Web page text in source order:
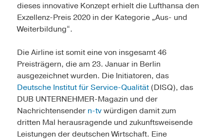
dieses innovative Konzept erhielt die Lufthansa den
Exzellenz-Preis 2020 in der Kategorie „Aus- und
Weiterbildung“.
Die Airline ist somit eine von insgesamt 46
Preisträgern, die am 23. Januar in Berlin
ausgezeichnet wurden. Die Initiatoren, das
Deutsche Institut für Service-Qualität (DISQ), das
DUB UNTERNEHMER-Magazin und der
Nachrichtensender n-tvwürdigen damit zum
dritten Mal herausragende und zukunftsweisende
Leistungen der deutschen Wirtschaft. Eine